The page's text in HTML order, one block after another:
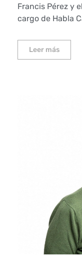
Francis Pérez y
cargo de Habla
Leer más